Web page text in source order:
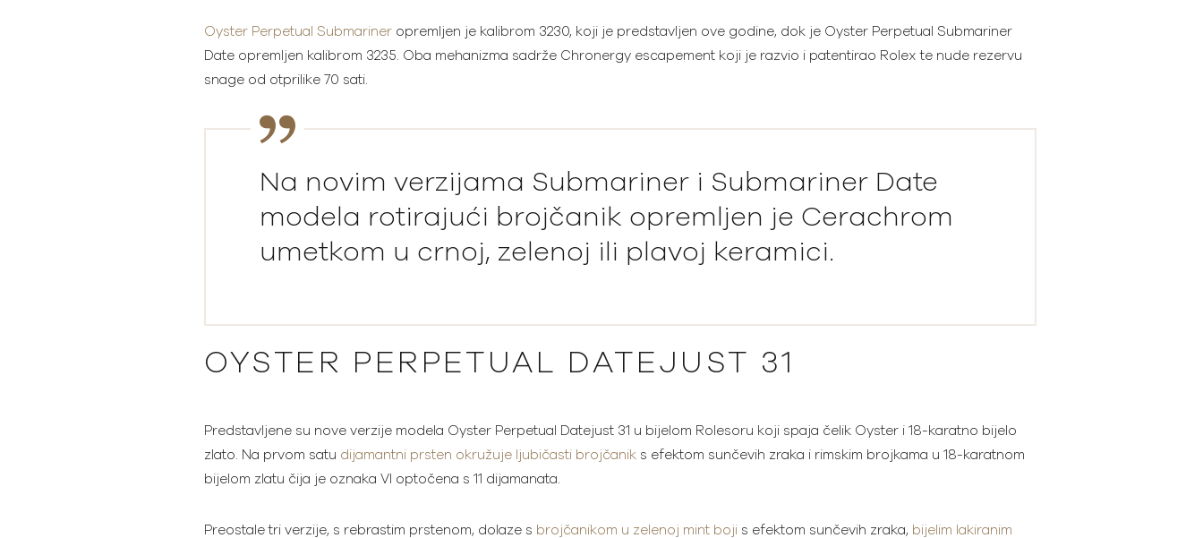
Oyster Perpetual Submarineropremljen je kalibrom 3230, koji je predstavljen ove godine, dok je Oyster Perpetual Submariner
Date opremljen kalibrom 3235. Oba mehanizma sadrže Chronergy escapement koji je razvio i patentirao Rolex te nude rezervu
snage od otprilike 70 sati.
Na novim verzijama Submariner i Submariner Date
modela rotirajući brojčanik opremljen je Cerachrom
umetkom u crnoj, zelenoj ili plavoj keramici.
OYSTER PERPETUAL DATEJUST 31
Predstavljene su nove verzije modela Oyster Perpetual Datejust 31 u bijelom Rolesoru koji spaja čelik Oyster i 18-karatno bijelo
zlato. Na prvom satu dijamantni prsten okružuje ljubičasti brojčanik s efektom sunčevih zraka i rimskim brojkama u 18-karatnom
bijelom zlatu čija je oznaka VI optočena s 11 dijamanata.
Preostale tri verzije, s rebrastim prstenom, dolaze s brojčanikom u zelenoj mint bojis efektom sunčevih zraka, bijelim lakiranim